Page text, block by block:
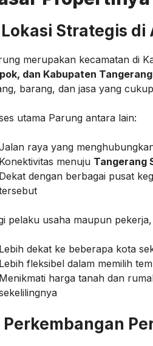
Lokasi Strategis
merupakan kecamatan di
dan Kabupaten
barang, dan jasa yang
utama Parung antara lain:
raya yang
Konektivitas menuju Tangerang
Dekat dengan berbagai pusat
pelaku usaha maupun
Lebih dekat ke beberapa kota
Lebih fleksibel dalam memilih
Menikmati harga tanah dan
Perkembangan